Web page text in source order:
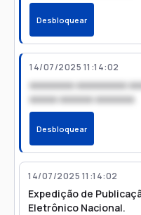
Desbloquear
14/07/2025 11:14:02
xxxxxxxx xxxxxxxxx
xxxxx xxxxxx xxxxxxx
Desbloquear
14/07/2025 11:14:02
Expedição de
Eletrônico Nacional.